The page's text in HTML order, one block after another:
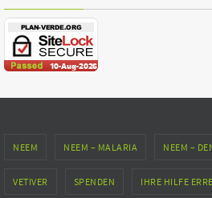
NEEM NEEM – MALARIA NEEM –
VETIVER SPENDEN IHRE HILFE